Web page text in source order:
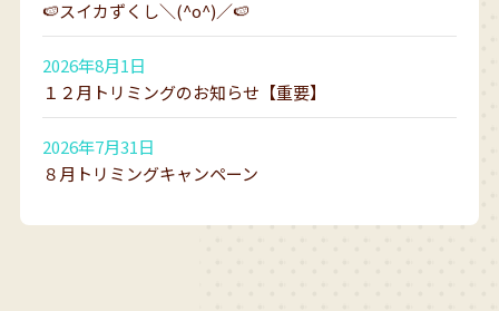
🍉スイカずくし＼(^o^)／🍉
2026年8月1日
１２月トリミングのお知らせ【重要】
2026年7月31日
８月トリミングキャンペーン